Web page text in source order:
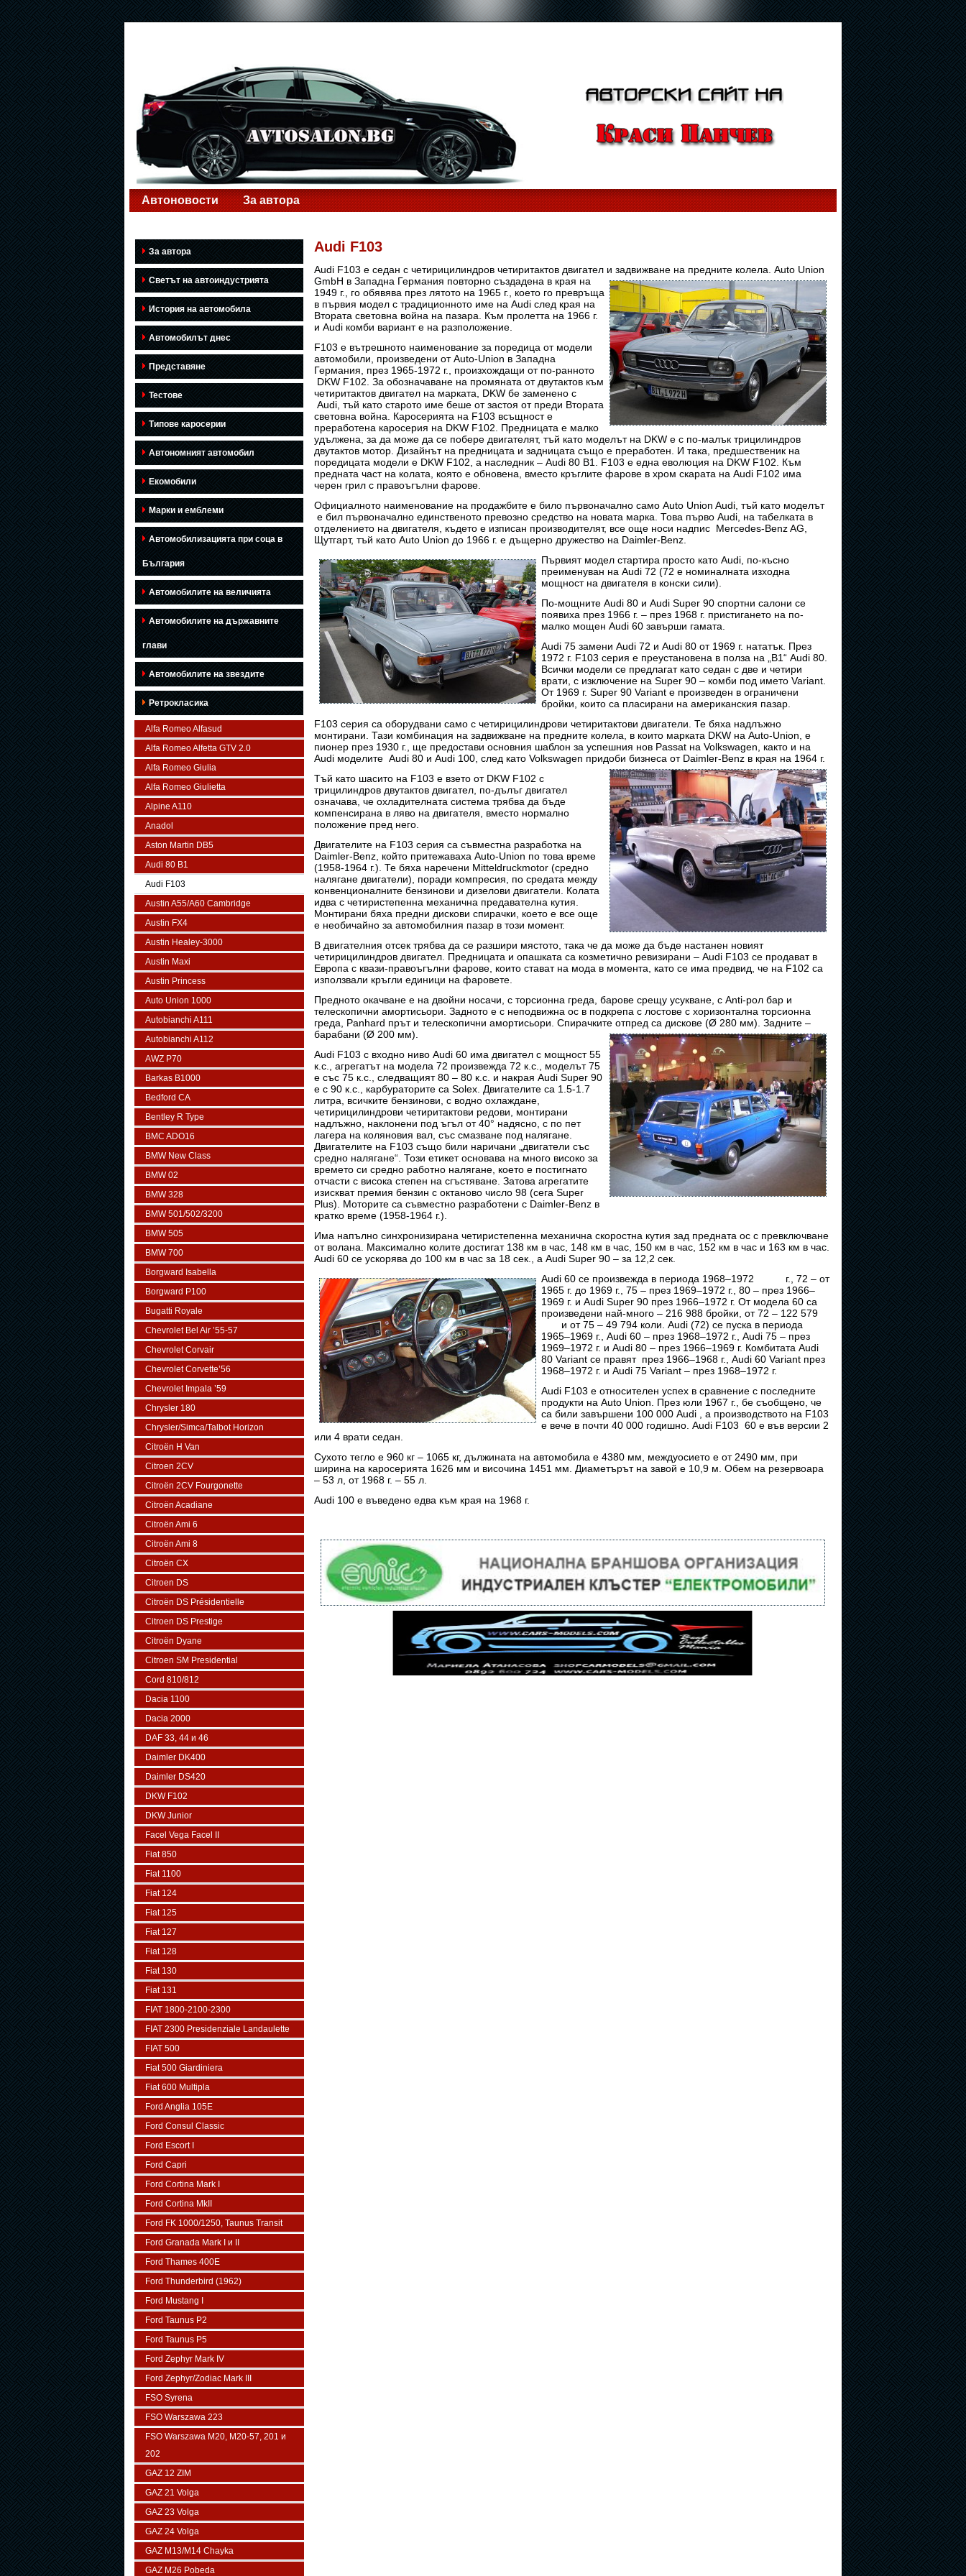
Автоновости За автора
За автора
Светът на автоиндустрията
История на автомобила
Автомобилът днес
Представяне
Тестове
Типове каросерии
Автономният автомобил
Екомобили
Марки и емблеми
Автомобилизацията при соца в
България
Автомобилите на величията
Автомобилите на държавните
глави
Автомобилите на звездите
Ретрокласика
Alfa Romeo Alfasud
Alfa Romeo Alfetta GTV 2.0
Alfa Romeo Giulia
Alfa Romeo Giulietta
Alpine A110
Anadol
Aston Martin DB5
Audi 80 B1
Audi F103
Austin A55/A60 Cambridge
Austin FX4
Austin Healey-3000
Austin Maxi
Austin Princess
Auto Union 1000
Autobianchi A111
Autobianchi A112
AWZ P70
Barkas B1000
Bedford CA
Bentley R Type
BMC ADO16
BMW New Class
BMW 02
BMW 328
BMW 501/502/3200
BMW 505
BMW 700
Borgward Isabella
Borgward P100
Bugatti Royale
Chevrolet Bel Air ’55-57
Chevrolet Corvair
Chevrolet Corvette’56
Chevrolet Impala ’59
Chrysler 180
Chrysler/Simca/Talbot Horizon
Citroën H Van
Citroen 2CV
Citroën 2CV Fourgonette
Citroën Acadiane
Citroën Ami 6
Citroën Ami 8
Citroën CX
Citroen DS
Citroën DS Présidentielle
Citroen DS Prestige
Citroën Dyane
Citroen SM Presidential
Cord 810/812
Dacia 1100
Dacia 2000
DAF 33, 44 и 46
Daimler DK400
Daimler DS420
DKW F102
DKW Junior
Facel Vega Facel II
Fiat 850
Fiat 1100
Fiat 124
Fiat 125
Fiat 127
Fiat 128
Fiat 130
Fiat 131
FIAT 1800-2100-2300
FIAT 2300 Presidenziale Landaulette
FIAT 500
Fiat 500 Giardiniera
Fiat 600 Multipla
Ford Anglia 105E
Ford Consul Classic
Ford Escort I
Ford Capri
Ford Cortina Mark I
Ford Cortina MkII
Ford FK 1000/1250, Taunus Transit
Ford Granada Mark I и II
Ford Thames 400E
Ford Thunderbird (1962)
Ford Mustang I
Ford Taunus P2
Ford Taunus P5
Ford Zephyr Mark IV
Ford Zephyr/Zodiac Mark III
FSO Syrena
FSO Warszawa 223
FSO Warszawa М20, M20-57, 201 и
202
GAZ 12 ZIM
GAZ 21 Volga
GAZ 23 Volga
GAZ 24 Volga
GAZ M13/M14 Chayka
GAZ M26 Pobeda
Audi F103
Audi F103 е седан с четирицилиндров четиритактов двигател и задвижване на предните колела. Auto Union
GmbH в Западна Германия повторно създадена в края на
1949 г., го обявява през лятото на 1965 г., което го превръща
в първия модел с традиционното име на Audi след края на
Втората световна война на пазара. Към пролетта на 1966 г.
и Audi комби вариант е на разположение.
F103 е вътрешното наименование за поредица от модели
автомобили, произведени от Auto-Union в Западна
Германия, през 1965-1972 г., произхождащи от по-ранното
DKW F102. За обозначаване на промяната от двутактов към
четиритактов двигател на марката, DKW бе заменено с
Audi, тъй като старото име беше от застоя от преди Втората
световна война. Каросерията на F103 всъщност е
преработена каросерия на DKW F102. Предницата е малко
удължена, за да може да се побере двигателят, тъй като моделът на DKW е с по-малък трицилиндров
двутактов мотор. Дизайнът на предницата и задницата също е преработен. И така, предшественик на
поредицата модели е DKW F102, а наследник – Audi 80 B1. F103 е една еволюция на DKW F102. Към
предната част на колата, която е обновена, вместо кръглите фарове в хром скарата на Audi F102 има
черен грил с правоъгълни фарове.
Официалното наименование на продажбите е било първоначално само Auto Union Audi, тъй като моделът
е бил първоначално единственото превозно средство на новата марка. Това първо Audi, на табелката в
отделението на двигателя, където е изписан производителят, все още носи надпис Mercedes-Benz AG,
Щутгарт, тъй като Auto Union до 1966 г. е дъщерно дружество на Daimler-Benz.
Първият модел стартира просто като Audi, по-късно
преименуван на Audi 72 (72 е номиналната изходна
мощност на двигателя в конски сили).
По-мощните Audi 80 и Audi Super 90 спортни салони се
появиха през 1966 г. – през 1968 г. пристигането на по-
малко мощен Audi 60 завърши гамата.
Audi 75 замени Audi 72 и Audi 80 от 1969 г. нататък. През
1972 г. F103 серия е преустановена в полза на „В1“ Audi 80.
Всички модели се предлагат като седан с две и четири
врати, с изключение на Super 90 – комби под името Variant.
От 1969 г. Super 90 Variant е произведен в ограничени
бройки, които са пласирани на американския пазар.
F103 серия са оборудвани само с четирицилиндрови четиритактови двигатели. Те бяха надлъжно
монтирани. Тази комбинация на задвижване на предните колела, в които марката DKW на Auto-Union, е
пионер през 1930 г., ще предостави основния шаблон за успешния нов Passat на Volkswagen, както и на
Audi моделите Audi 80 и Audi 100, след като Volkswagen придоби бизнеса от Daimler-Benz в края на 1964 г.
Тъй като шасито на F103 е взето от DKW F102 с
трицилиндров двутактов двигател, по-дълъг двигател
означава, че охладителната система трябва да бъде
компенсирана в ляво на двигателя, вместо нормално
положение пред него.
Двигателите на F103 серия са съвместна разработка на
Daimler-Benz, който притежаваха Auto-Union по това време
(1958-1964 г.). Те бяха наречени Mitteldruckmotor (средно
налягане двигатели), поради компресия, по средата между
конвенционалните бензинови и дизелови двигатели. Колата
идва с четиристепенна механична предавателна кутия.
Монтирани бяха предни дискови спирачки, което е все още
е необичайно за автомобилния пазар в този момент.
В двигателния отсек трябва да се разшири мястото, така че да може да бъде настанен новият
четирицилиндров двигател. Предницата и опашката са козметично ревизирани – Audi F103 се продават в
Европа с квази-правоъгълни фарове, които стават на мода в момента, като се има предвид, че на F102 са
използвали кръгли единици на фаровете.
Предното окачване е на двойни носачи, с торсионна греда, барове срещу усукване, с Anti-рол бар и
телескопични амортисьори. Задното е с неподвижна ос в подкрепа с лостове с хоризонтална торсионна
греда, Panhard прът и телескопични амортисьори. Спирачките отпред са дискове (Ø 280 мм). Задните –
барабани (Ø 200 мм).
Audi F103 с входно ниво Audi 60 има двигател с мощност 55
к.с., агрегатът на модела 72 произвежда 72 к.с., моделът 75
е със 75 к.с., следващият 80 – 80 к.с. и накрая Audi Super 90
е с 90 к.с., карбураторите са Solex. Двигателите са 1.5-1.7
литра, всичките бензинови, с водно охлаждане,
четирицилиндрови четиритактови редови, монтирани
надлъжно, наклонени под ъгъл от 40° надясно, с по пет
лагера на коляновия вал, със смазване под налягане.
Двигателите на F103 също били наричани „двигатели със
средно налягане“. Този етикет основава на много високо за
времето си средно работно налягане, което е постигнато
отчасти с висока степен на сгъстяване. Затова агрегатите
изискват премия бензин с октаново число 98 (сега Super
Plus). Моторите са съвместно разработени с Daimler-Benz в
кратко време (1958-1964 г.).
Има напълно синхронизирана четиристепенна механична скоростна кутия зад предната ос с превключване
от волана. Максимално колите достигат 138 км в час, 148 км в час, 150 км в час, 152 км в час и 163 км в час.
Audi 60 се ускорява до 100 км в час за 18 сек., а Audi Super 90 – за 12,2 сек.
Audi 60 се произвежда в периода 1968–1972 г., 72 – от
1965 г. до 1969 г., 75 – през 1969–1972 г., 80 – през 1966–
1969 г. и Audi Super 90 през 1966–1972 г. От модела 60 са
произведени най-много – 216 988 бройки, от 72 – 122 579
и от 75 – 49 794 коли. Audi (72) се пуска в периода
1965–1969 г., Audi 60 – през 1968–1972 г., Audi 75 – през
1969–1972 г. и Audi 80 – през 1966–1969 г. Комбитата Audi
80 Variant се правят през 1966–1968 г., Audi 60 Variant през
1968–1972 г. и Audi 75 Variant – през 1968–1972 г.
Audi F103 е относителен успех в сравнение с последните
продукти на Auto Union. През юли 1967 г., бе съобщено, че
са били завършени 100 000 Audi , а производството на F103
е вече в почти 40 000 годишно. Audi F103 60 е във версии 2
или 4 врати седан.
Сухото тегло е 960 кг – 1065 кг, дължината на автомобила е 4380 мм, междуосието е от 2490 мм, при
ширина на каросерията 1626 мм и височина 1451 мм. Диаметърът на завой е 10,9 м. Обем на резервоара
– 53 л, от 1968 г. – 55 л.
Audi 100 е въведено едва към края на 1968 г.